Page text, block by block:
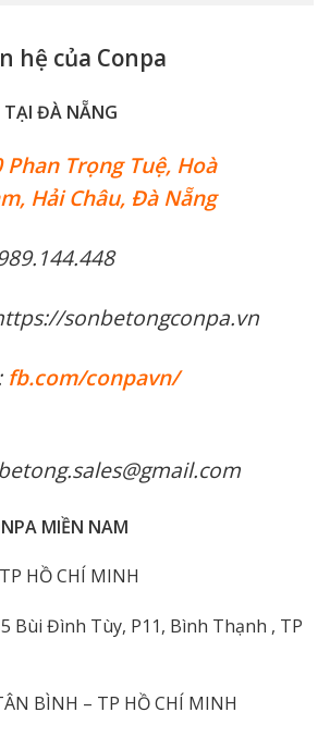
hệ của Conpa
TẠI ĐÀ NẴNG
Phan Trọng Tuệ, Hoà
Hải Châu, Đà Nẵng
sonbetongconpa.vn
fb.com/conpavn/
MIỀN NAM
HỒ CHÍ MINH
Bùi Đình Tùy, P11, Bình Thạnh , TP
BÌNH – TP HỒ CHÍ MINH